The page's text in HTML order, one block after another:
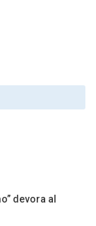
devora al